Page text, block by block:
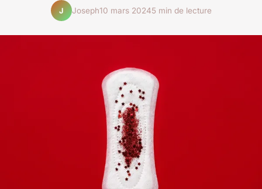
J Joseph10 mars 20245 min de lecture